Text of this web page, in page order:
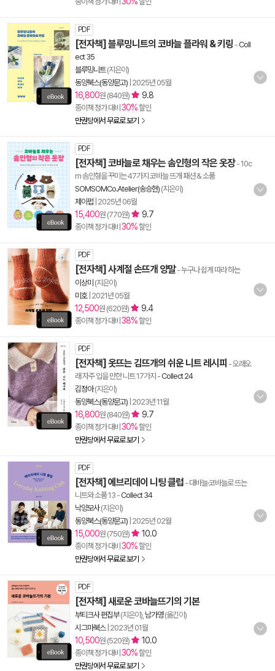
PDF
[전자책] 블루밍니트의 코바늘 플라워 & 키링 -Coll
ect 35
블루밍니트(지은이)
동양북스(동양문고) 2025년 05월
16,800원 (840원) 9.8
종이책 정가 대비 30%할인
만권당에서 무료로 보기
PDF
[전자책] 코바늘로 채우는 솜인형의 작은 옷장- 10c
m 솜인형을 꾸미는 47가지 코바늘 뜨개 패션 & 소품
SOMSOMCo.Atelier(송승현) (지은이)
제이펍 2025년 06월
15,400원 (770원) 9.7
종이책 정가 대비 30%할인
PDF
[전자책] 사계절 손뜨개 양말- 누구나 쉽게 따라 하는
이상미 (지은이)
미호| 2021년 05월
12,500원 (620원) 9.4
종이책 정가 대비 38%할인
PDF
[전자책] 옷뜨는 김뜨개의 쉬운 니트 레시피 - 오래오
래 자주 입을 만한 니트 17가지 -Collect 24
김정아(지은이)
동양북스(동양문고) 2023년 11월
16,800원 (840원) 9.7
종이책 정가 대비 30%할인
만권당에서 무료로 보기
PDF
[전자책] 에브리데이 니팅 클럽 - 대바늘·코바늘로 뜨는
니트와 소품 13 -Collect 34
낙양모사(지은이)
동양북스(동양문고) 2025년 02월
15,000원 (750원) 10.0
종이책 정가 대비 30%할인
만권당에서 무료로 보기
PDF
[전자책] 새로운 코바늘뜨기의 기본
부티크사 편집부(지은이), 남가영(옮긴이)
시그마북스| 2023년 01월
10,500원 (520원) 10.0
종이책 정가 대비 30%할인
만권당에서 무료로 보기